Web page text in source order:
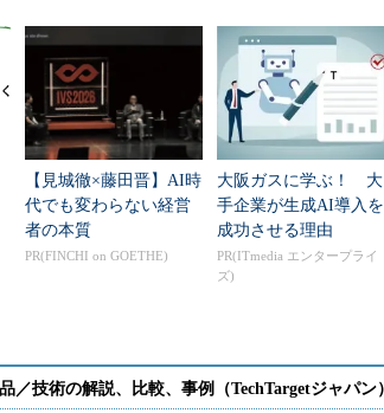
ドミンくん」...
【見城徹×藤田晋】AI時
代でも変わらない経営
者の本質
PR(FINCHI on GOETHE)
大阪ガスに学ぶ！ 大
手企業が生成AI導入を
成功させる理由
PR(ITmedia エンタープライ
ズ)